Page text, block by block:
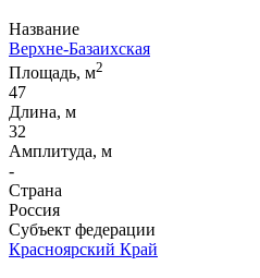
Название
Верхне-Базаихская
Площадь, м2
47
Длина, м
32
Амплитуда, м
-
Страна
Россия
Субъект федерации
Красноярский Край